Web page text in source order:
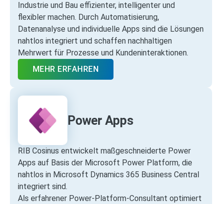
Industrie und Bau effizienter, intelligenter und
flexibler machen. Durch Automatisierung,
Datenanalyse und individuelle Apps sind die Lösungen
nahtlos integriert und schaffen nachhaltigen
Mehrwert für Prozesse und Kundeninteraktionen.
MEHR ERFAHREN
Power Apps
RIB Cosinus entwickelt maßgeschneiderte Power
Apps auf Basis der Microsoft Power Platform, die
nahtlos in Microsoft Dynamics 365 Business Central
integriert sind.
Als erfahrener Power‑Platform‑Consultant optimiert